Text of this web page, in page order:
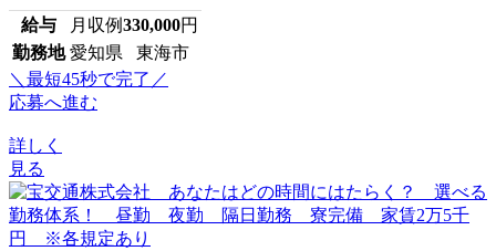
給与 月収例330,000円
勤務地 愛知県 東海市
＼最短45秒で完了／
応募へ進む
詳しく
見る